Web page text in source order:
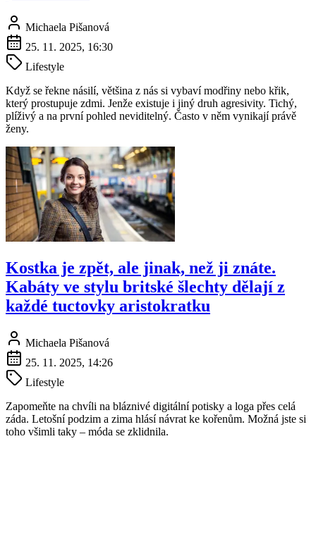
Michaela Pišanová
25. 11. 2025, 16:30
Lifestyle
Když se řekne násilí, většina z nás si vybaví modřiny nebo křik,
který prostupuje zdmi. Jenže existuje i jiný druh agresivity. Tichý,
plíživý a na první pohled neviditelný. Často v něm vynikají právě
ženy.
Kostka je zpět, ale jinak, než ji znáte.
Kabáty ve stylu britské šlechty dělají z
každé tuctovky aristokratku
Michaela Pišanová
25. 11. 2025, 14:26
Lifestyle
Zapomeňte na chvíli na bláznivé digitální potisky a loga přes celá
záda. Letošní podzim a zima hlásí návrat ke kořenům. Možná jste si
toho všimli taky – móda se zklidnila.